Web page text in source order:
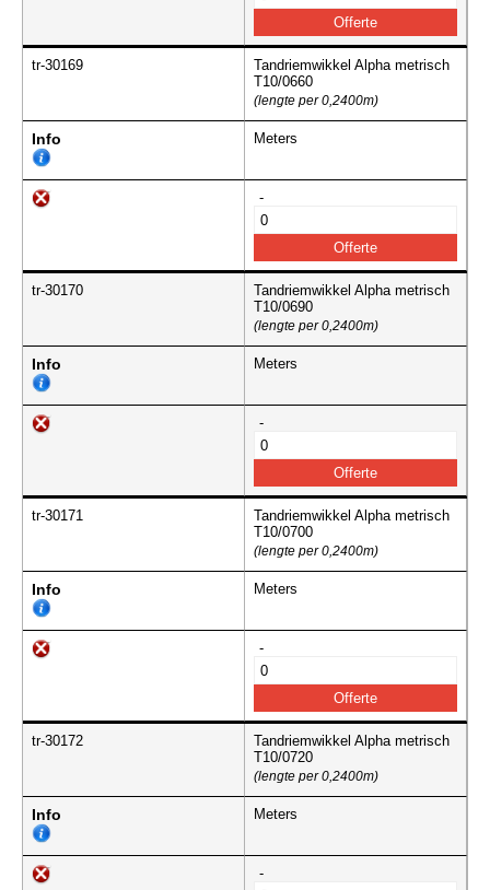
tr-30169
Tandriemwikkel Alpha metrisch
T10/0660
(lengte per 0,2400m)
Info Meters
-
tr-30170
Tandriemwikkel Alpha metrisch
T10/0690
(lengte per 0,2400m)
Info Meters
-
tr-30171
Tandriemwikkel Alpha metrisch
T10/0700
(lengte per 0,2400m)
Info Meters
-
tr-30172
Tandriemwikkel Alpha metrisch
T10/0720
(lengte per 0,2400m)
Info Meters
-